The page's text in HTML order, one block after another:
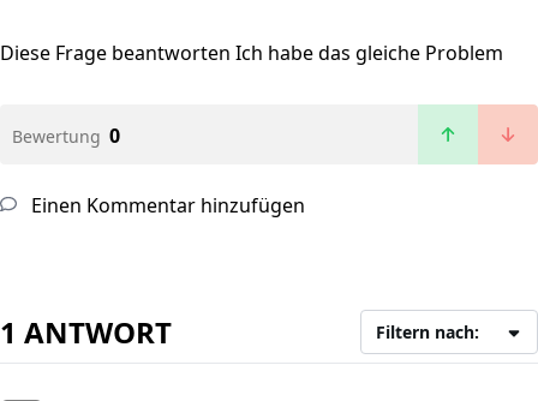
Diese Frage beantworten Ich habe das gleiche Problem
Bewertung 0
Einen Kommentar hinzufügen
1 ANTWORT Filtern nach: